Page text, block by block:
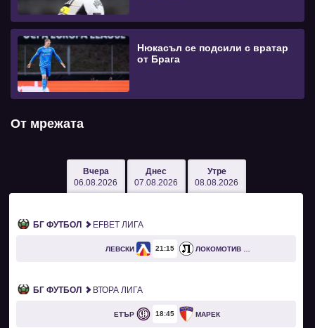
Нюкасъл се подсили с вратар
от Брага
От мрежата
Вчера
06.08.2026
Днес
07.08.2026
Утре
08.08.2026
БГ ФУТБОЛ EFBET ЛИГА
ЛЕВСКИ 21 15
БГ ФУТБОЛ ВТОРА ЛИГА
ЕТЪР 18 45 МАРЕК